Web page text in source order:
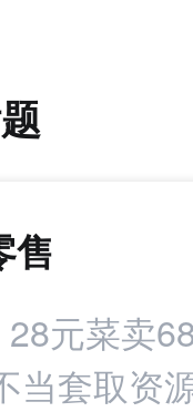
售
元菜卖
当套取资